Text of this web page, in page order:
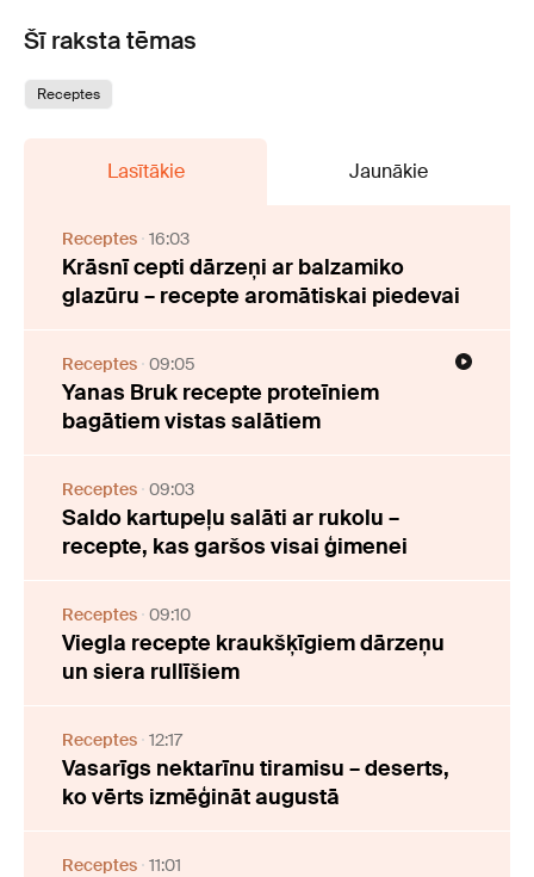
Šī raksta tēmas
Receptes
Lasītākie Jaunākie
Receptes 16:03
Krāsnī cepti dārzeņi ar balzamiko
glazūru – recepte aromātiskai piedevai
Receptes 09:05
Yanas Bruk recepte proteīniem
bagātiem vistas salātiem
Receptes 09:03
Saldo kartupeļu salāti ar rukolu –
recepte, kas garšos visai ģimenei
Receptes 09:10
Viegla recepte kraukšķīgiem dārzeņu
un siera rullīšiem
Receptes 12:17
Vasarīgs nektarīnu tiramisu – deserts,
ko vērts izmēģināt augustā
Receptes 11:01